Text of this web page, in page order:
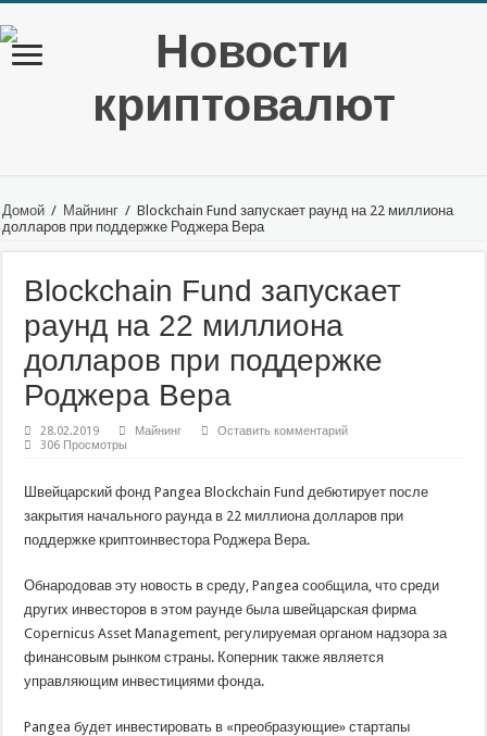
Домой / Майнинг / Blockchain Fund запускает раунд на 22 миллиона
долларов при поддержке Роджера Вера
Blockchain Fund запускает
раунд на 22 миллиона
долларов при поддержке
Роджера Вера
28.02.2019 Майнинг
Оставить комментарий
306 Просмотры
Швейцарский фонд Pangea Blockchain Fund дебютирует после
закрытия начального раунда в 22 миллиона долларов при
поддержке криптоинвестора Роджера Вера.
Обнародовав эту новость в среду, Pangea сообщила, что среди
других инвесторов в этом раунде была швейцарская фирма
Copernicus Asset Management, регулируемая органом надзора за
финансовым рынком страны. Коперник также является
управляющим инвестициями фонда.
Pangea будет инвестировать в «преобразующие» стартапы